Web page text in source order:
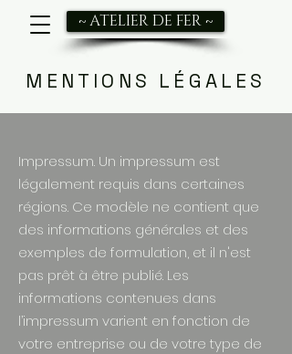
~ ATELIER DE FER ~
MENTIONS LÉGALES
Impressum. Un impressum est
légalement requis dans certaines
régions. Ce modèle ne contient que
des informations générales et des
exemples de formulation, et il n'est
pas prêt à être publié. Les
informations contenues dans
l’impressum varient en fonction de
votre entreprise ou de votre type de